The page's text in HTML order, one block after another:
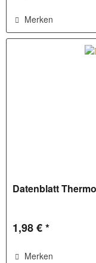
Merken
Datenblatt
1,98 € *
Merken